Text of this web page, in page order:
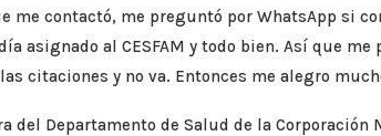
me contactó, me preguntó por WhatsApp si
asignado al CESFAM y todo bien. Así que me
citaciones y no va. Entonces me alegro
del Departamento de Salud de la